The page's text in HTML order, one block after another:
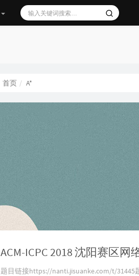
首页 A*
ACM-ICPC 2018 沈阳赛区网
题目链接https://nanti.jisuanke.com/t/31445